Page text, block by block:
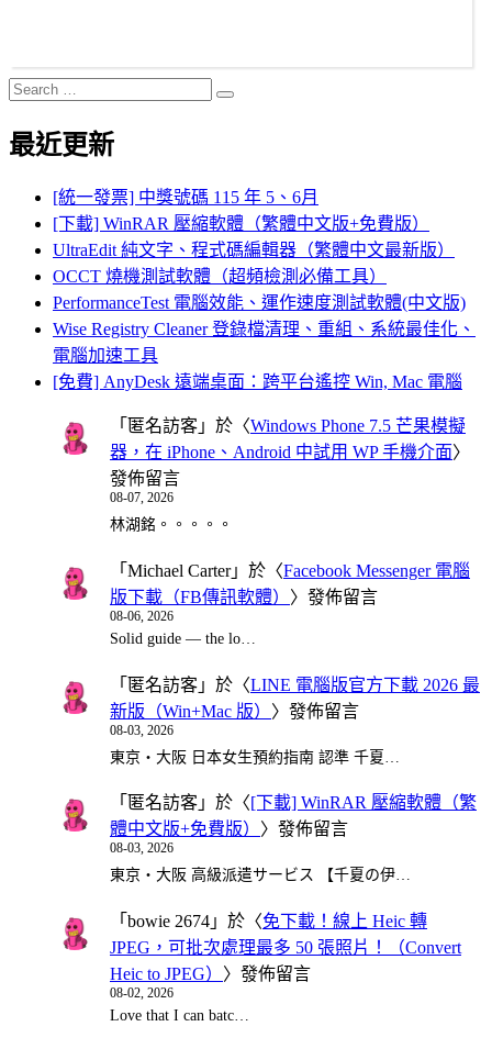
Search
for:
Search
最近更新
[統一發票] 中獎號碼 115 年 5、6月
[下載] WinRAR 壓縮軟體（繁體中文版+免費版）
UltraEdit 純文字、程式碼編輯器（繁體中文最新版）
OCCT 燒機測試軟體（超頻檢測必備工具）
PerformanceTest 電腦效能、運作速度測試軟體(中文版)
Wise Registry Cleaner 登錄檔清理、重組、系統最佳化、
電腦加速工具
[免費] AnyDesk 遠端桌面：跨平台遙控 Win, Mac 電腦
「 匿名訪客 」於〈Windows Phone 7.5 芒果模擬
器，在 iPhone、Android 中試用 WP 手機介面〉
發佈留言
08-07, 2026
林湖銘。。。。。
「 Michael Carter」於〈Facebook Messenger 電腦
版下載（FB傳訊軟體） 〉發佈留言
08-06, 2026
Solid guide — the lo…
「 匿名訪客 」於〈LINE 電腦版官方下載 2026 最
新版（Win+Mac 版） 〉發佈留言
08-03, 2026
東京・大阪 日本女生預約指南 認準 千夏…
「 匿名訪客 」於〈[下載] WinRAR 壓縮軟體（繁
體中文版+免費版） 〉發佈留言
08-03, 2026
東京・大阪 高級派遣サービス 【千夏の伊…
「 bowie 2674 」於〈免下載！線上 Heic 轉
JPEG，可批次處理最多 50 張照片！（Convert
Heic to JPEG） 〉發佈留言
08-02, 2026
Love that I can batc…